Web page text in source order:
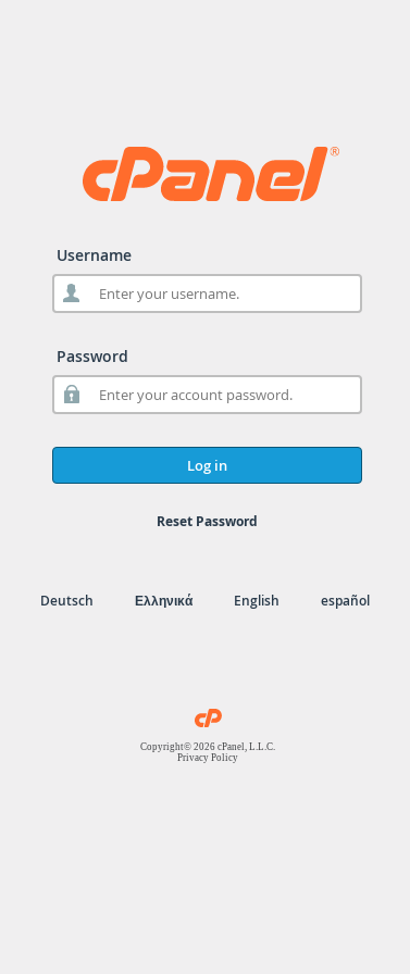
Username
Password
Log in
Reset Password
Deutsch Ελληνικά English español
Copyright© 2026 cPanel, L.L.C.
Privacy Policy